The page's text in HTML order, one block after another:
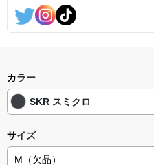
<#グッズ シリーズ>
#SUZURI https://suzuri.jp/
#UPT up-t.jp/creator/
<作品情報:配信中.> -Thank
＿＿＿＿＿＿＿＿＿＿＿＿＿
＜著者 : 作詞＞ 凛々風 猛 -リ
日本語版: https://amzn.asia/d/
英語版: https://amzn.asia/d/
▶︎弛まぬ言霊[+挿画50作品版]
＜小説+作詞20曲+挿画50作品>
カラー
SKR スミクロ
サイズ